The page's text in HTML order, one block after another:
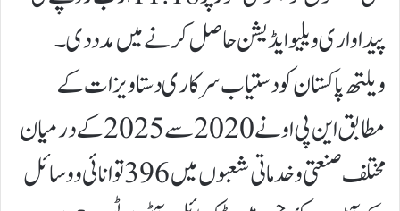
پیداواری ویلیو ایڈیشن حاصل کرنے میں مدد دی۔
ویلتھ پاکستان کو دستیاب سرکاری دستاویزات کے
مطابق این پی او نے 2020 سے 2025 کے درمیان
مختلف صنعتی و خدماتی شعبوں میں 396 توانائی و وسائل